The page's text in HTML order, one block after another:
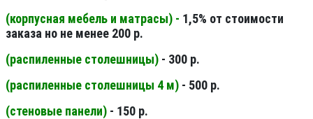
(корпусная мебель и матрасы) - 1,5% от стоимости
заказа но не менее 200 р.
(распиленные столешницы) - 300 р.
(распиленные столешницы 4 м) - 500 р.
(стеновые панели) - 150 р.